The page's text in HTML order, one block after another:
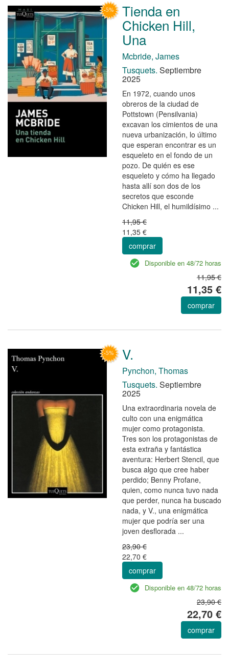
Tienda en
Chicken Hill,
Una
Mcbride, James
Tusquets. Septiembre
2025
En 1972, cuando unos
obreros de la ciudad de
Pottstown (Pensilvania)
excavan los cimientos de una
nueva urbanización, lo último
que esperan encontrar es un
esqueleto en el fondo de un
pozo. De quién es ese
esqueleto y cómo ha llegado
hasta allí son dos de los
secretos que esconde
Chicken Hill, el humildísimo ...
11,95 €
11,35 €
comprar
Disponible en 48/72 horas
11,95 €
11,35 €
comprar
V.
Pynchon, Thomas
Tusquets. Septiembre
2025
Una extraordinaria novela de
culto con una enigmática
mujer como protagonista.
Tres son los protagonistas de
esta extraña y fantástica
aventura: Herbert Stencil, que
busca algo que cree haber
perdido; Benny Profane,
quien, como nunca tuvo nada
que perder, nunca ha buscado
nada, y V., una enigmática
mujer que podría ser una
joven desflorada ...
23,90 €
22,70 €
comprar
Disponible en 48/72 horas
23,90 €
22,70 €
comprar